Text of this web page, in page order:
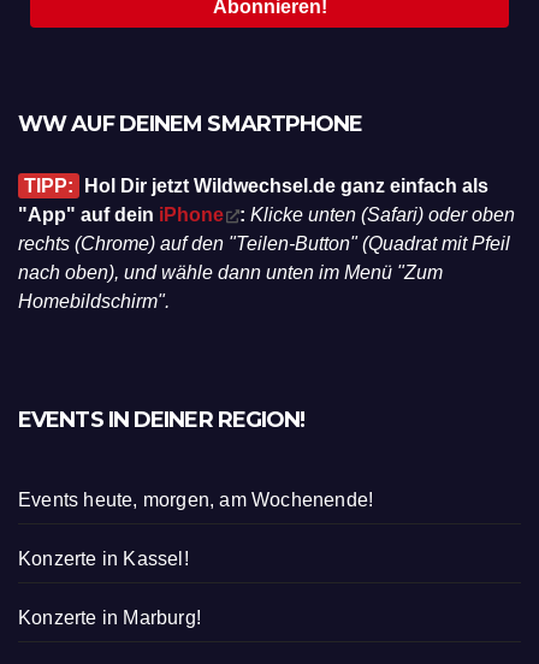
WW AUF DEINEM SMARTPHONE
TIPP:
Hol Dir jetzt Wildwechsel.de ganz einfach als
"App" auf dein iPhone : Klicke unten (Safari) oder oben
rechts (Chrome) auf den "Teilen-Button" (Quadrat mit Pfeil
nach oben), und wähle dann unten im Menü "Zum
Homebildschirm".
EVENTS IN DEINER REGION!
Events heute, morgen, am Wochenende!
Konzerte in Kassel!
Konzerte in Marburg!